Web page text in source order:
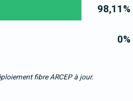
98,11 %
0%
fibre ARCEP à jour.